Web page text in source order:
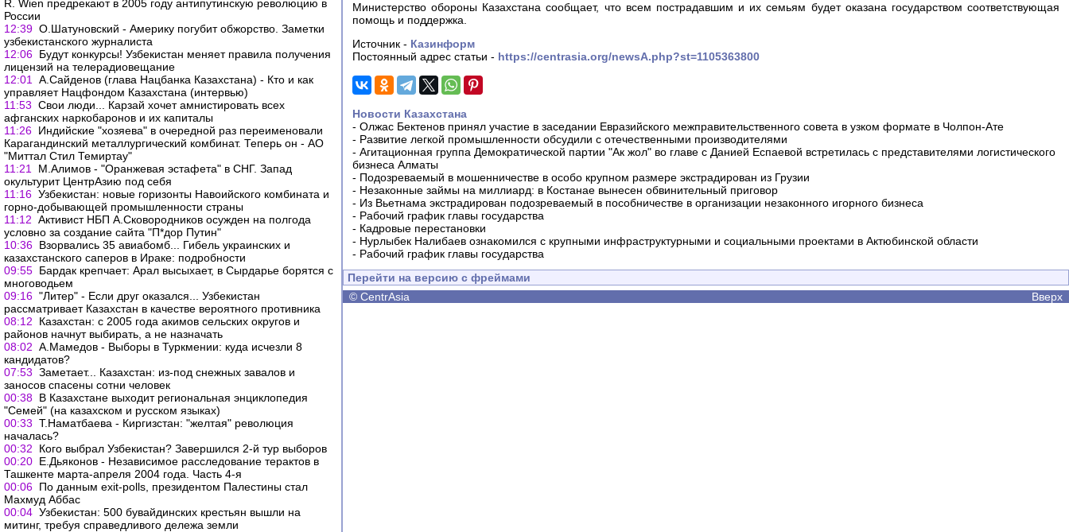
R. Wien предрекают в 2005 году антипутинскую революцию в
России
12:39 О.Шатуновский - Америку погубит обжорство. Заметки
узбекистанского журналиста
12:06 Будут конкурсы! Узбекистан меняет правила получения
лицензий на телерадиовещание
12:01
А.Сайденов (глава Нацбанка Казахстана) - Кто и как
управляет Нацфондом Казахстана (интервью)
11:53 Свои люди... Карзай хочет амнистировать всех
афганских наркобаронов и их капиталы
11:26 Индийские "хозяева" в очередной раз переименовали
Карагандинский металлургический комбинат. Теперь он - АО
"Миттал Стил Темиртау"
11:21
М.Алимов - "Оранжевая эстафета" в СНГ. Запад
окультурит ЦентрАзию под себя
11:16 Узбекистан: новые горизонты Навоийского комбината и
горно-добывающей промышленности страны
11:12 Активист НБП А.Сковородников осужден на полгода
условно за создание сайта "П*дор Путин"
10:36 Взорвались 35 авиабомб... Гибель украинских и
казахстанского саперов в Ираке: подробности
09:55 Бардак крепчает: Арал высыхает, в Сырдарье борятся с
многоводьем
09:16 "Литер" - Если друг оказался... Узбекистан
рассматривает Казахстан в качестве вероятного противника
08:12
Казахстан: с 2005 года акимов сельских округов и
районов начнут выбирать, а не назначать
08:02 А.Мамедов - Выборы в Туркмении: куда исчезли 8
кандидатов?
07:53 Заметает... Казахстан: из-под снежных завалов и
заносов спасены сотни человек
00:38 В Казахстане выходит региональная энциклопедия
"Семей" (на казахском и русском языках)
00:33 Т.Наматбаева - Киргизстан: "желтая" революция
началась?
00:32
Кого выбрал Узбекистан? Завершился 2-й тур выборов
00:20 Е.Дьяконов - Независимое расследование терактов в
Ташкенте марта-апреля 2004 года. Часть 4-я
00:06 По данным exit-polls, президентом Палестины стал
Махмуд Аббас
00:04 Узбекистан: 500 бувайдинских крестьян вышли на
митинг, требуя справедливого дележа земли
Министерство обороны Казахстана сообщает, что всем пострадавшим и их семьям будет оказана государством соответствующая
помощь и поддержка.
Источник - Казинформ
Постоянный адрес статьи - https://centrasia.org/newsA.php?st=1105363800
Новости Казахстана
- Олжас Бектенов принял участие в заседании Евразийского межправительственного совета в узком формате в Чолпон-Ате
- Развитие легкой промышленности обсудили с отечественными производителями
- Агитационная группа Демократической партии "Ак жол" во главе с Данией Еспаевой встретилась с представителями логистического
бизнеса Алматы
- Подозреваемый в мошенничестве в особо крупном размере экстрадирован из Грузии
- Незаконные займы на миллиард: в Костанае вынесен обвинительный приговор
- Из Вьетнама экстрадирован подозреваемый в пособничестве в организации незаконного игорного бизнеса
- Рабочий график главы государства
- Кадровые перестановки
- Нурлыбек Налибаев ознакомился с крупными инфраструктурными и социальными проектами в Актюбинской области
- Рабочий график главы государства
Перейти на версию с фреймами
© CentrAsia Вверх